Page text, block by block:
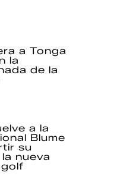
a Tonga
la
de la
a la
Blume
su
nueva